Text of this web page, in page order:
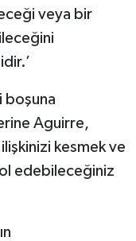
veya bir
boşuna
Aguirre,
kesmek ve
edebileceğiniz